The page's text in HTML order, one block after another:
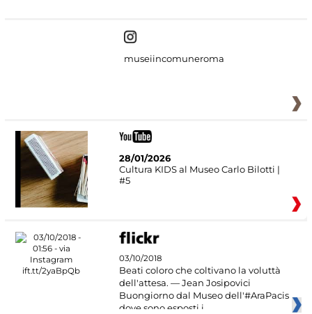
museiincomuneroma
28/01/2026
Cultura KIDS al Museo Carlo Bilotti |
#5
03/10/2018
Beati coloro che coltivano la voluttà
dell'attesa. — Jean Josipovici
Buongiorno dal Museo dell'#AraPacis
dove sono esposti i